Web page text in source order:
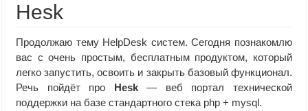
Hesk
Продолжаю тему HelpDesk систем. Сегодня познакомлю
вас с очень простым, бесплатным продуктом, который
легко запустить, освоить и закрыть базовый функционал.
Речь пойдёт про Hesk— веб портал технической
поддержки на базе стандартного стека php + mysql.